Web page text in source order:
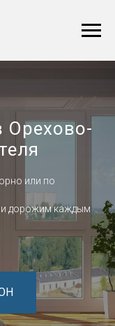
Орехово-
или по
и дорожим каждым